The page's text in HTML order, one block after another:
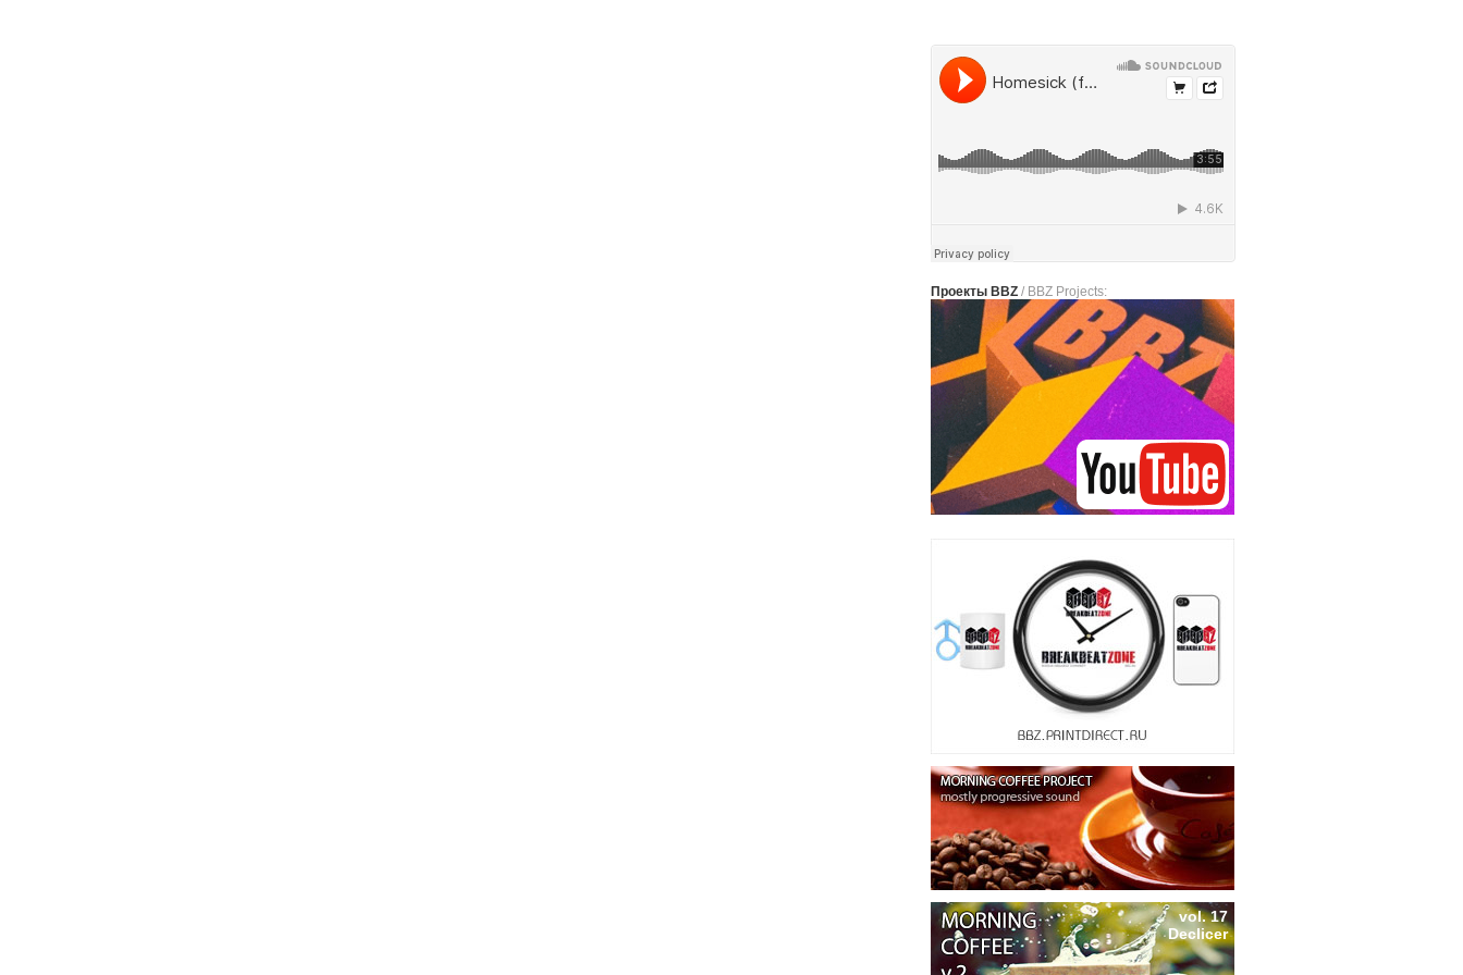
Проекты BBZ/ BBZ Projects:
vol. 17
Declicer